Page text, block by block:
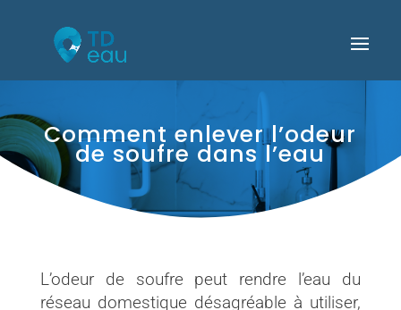
Comment enlever l’odeur
de soufre dans l’eau
L’odeur de soufre peut rendre l’eau du
réseau domestique désagréable à utiliser,